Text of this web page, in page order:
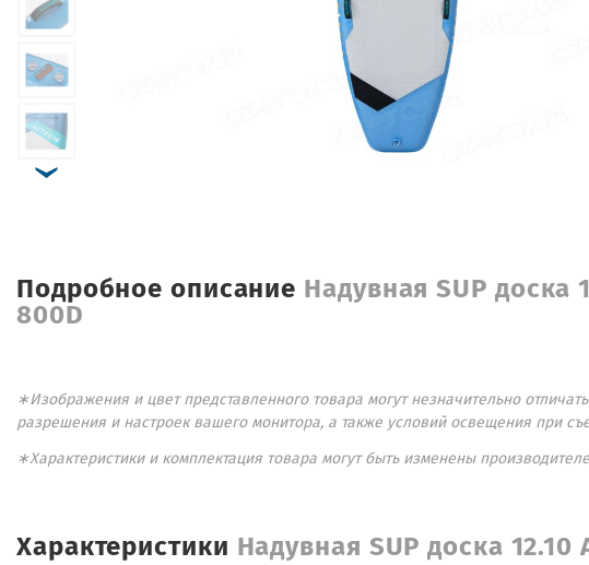
Подробное описание Надувная SUP доска
800D
∗Изображения и цвет представленного товара могут незначительно
разрешения и настроек вашего монитора, а также условий освещения при
∗Характеристики и комплектация товара могут быть изменены
Характеристики Надувная SUP доска